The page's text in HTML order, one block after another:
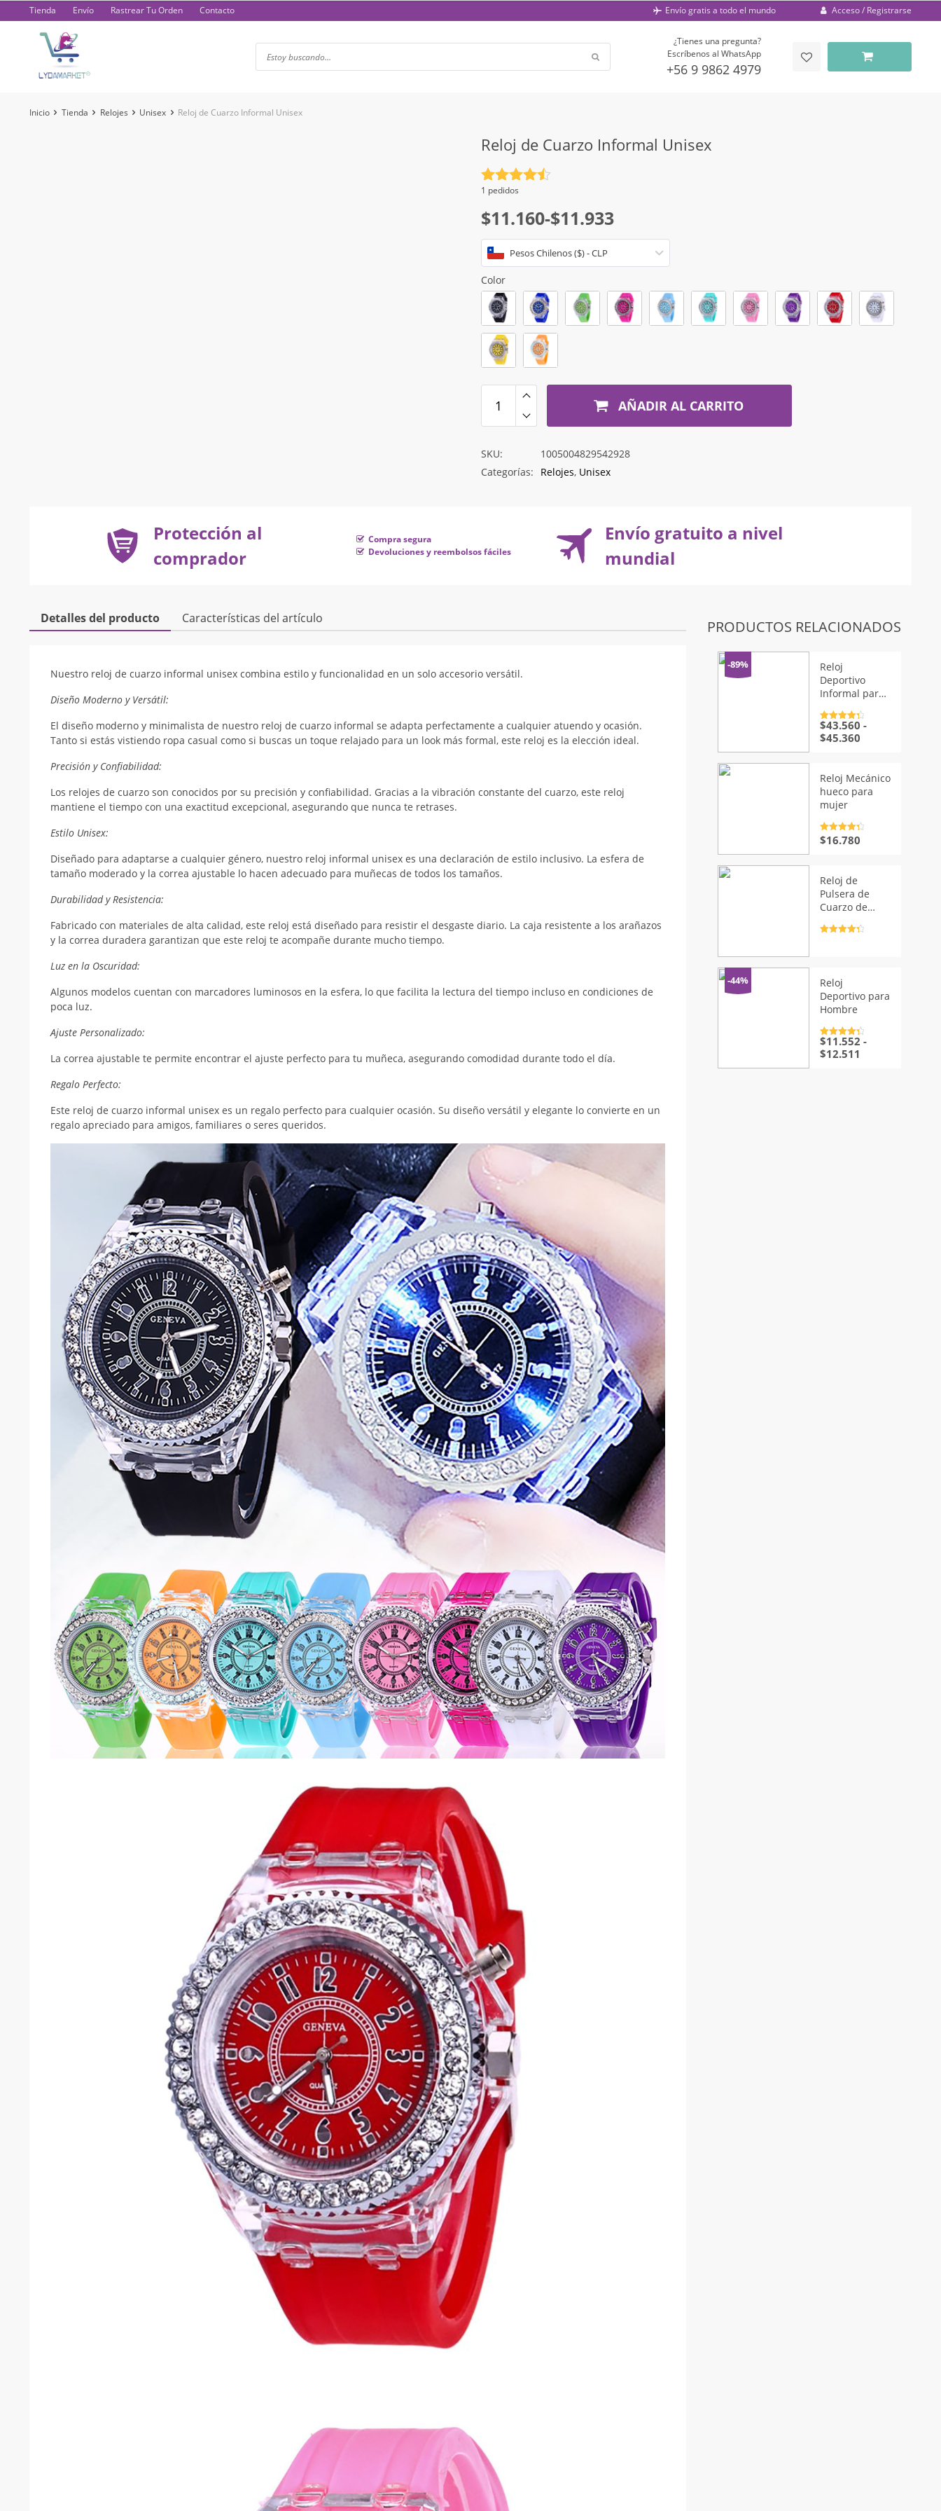
al
contenido
Tienda Envío Rastrear Tu Orden Contacto Envío gratis a todo el mundo Acceso / Registrarse
¿Tienes una pregunta?
Escríbenos al WhatsApp
+56 9 9862 4979
Inicio Tienda Relojes Unisex Reloj de Cuarzo Informal Unisex
Reloj de Cuarzo Informal Unisex
Valorado
con
de 5
1 pedidos
$11.160-$11.933
Rango
de
precios:
desde
$11.160
hasta
$11.933
Pesos Chilenos ($) - CLP
Color
AÑADIR AL CARRITO
SKU:
1005004829542928
Categorías:
Relojes, Unisex
Protección al
comprador
Compra segura
Devoluciones y reembolsos fáciles
Envío gratuito a nivel
mundial
Detalles del producto Características del artículo
Nuestro reloj de cuarzo informal unisex combina estilo y funcionalidad en un solo accesorio versátil.
Diseño Moderno y Versátil:
El diseño moderno y minimalista de nuestro reloj de cuarzo informal se adapta perfectamente a cualquier atuendo y ocasión.
Tanto si estás vistiendo ropa casual como si buscas un toque relajado para un look más formal, este reloj es la elección ideal.
Precisión y Confiabilidad:
Los relojes de cuarzo son conocidos por su precisión y confiabilidad. Gracias a la vibración constante del cuarzo, este reloj
mantiene el tiempo con una exactitud excepcional, asegurando que nunca te retrases.
Estilo Unisex:
Diseñado para adaptarse a cualquier género, nuestro reloj informal unisex es una declaración de estilo inclusivo. La esfera de
tamaño moderado y la correa ajustable lo hacen adecuado para muñecas de todos los tamaños.
Durabilidad y Resistencia:
Fabricado con materiales de alta calidad, este reloj está diseñado para resistir el desgaste diario. La caja resistente a los arañazos
y la correa duradera garantizan que este reloj te acompañe durante mucho tiempo.
Luz en la Oscuridad:
Algunos modelos cuentan con marcadores luminosos en la esfera, lo que facilita la lectura del tiempo incluso en condiciones de
poca luz.
Ajuste Personalizado:
La correa ajustable te permite encontrar el ajuste perfecto para tu muñeca, asegurando comodidad durante todo el día.
Regalo Perfecto:
Este reloj de cuarzo informal unisex es un regalo perfecto para cualquier ocasión. Su diseño versátil y elegante lo convierte en un
regalo apreciado para amigos, familiares o seres queridos.
PRODUCTOS RELACIONADOS
-89%
Reloj
Deportivo
Informal para
Valorado
con4.5de
5
$43.560 -
$45.360Rango
desde
$43.560
hasta
Reloj Mecánico
hueco para
mujer
Valorado
con4.5de
$16.780
Reloj de
Pulsera de
Cuarzo de
Inoxidable
-44%
Reloj
Deportivo para
Hombre
Valorado
con4.5de
5
$11.552 -
$12.511